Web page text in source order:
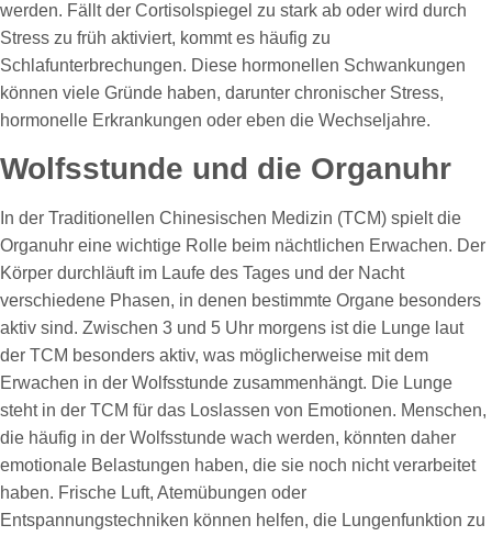
werden. Fällt der Cortisolspiegel zu stark ab oder wird durch
Stress zu früh aktiviert, kommt es häufig zu
Schlafunterbrechungen. Diese hormonellen Schwankungen
können viele Gründe haben, darunter chronischer Stress,
hormonelle Erkrankungen oder eben die Wechseljahre.
Wolfsstunde und die Organuhr
In der Traditionellen Chinesischen Medizin (TCM) spielt die
Organuhr eine wichtige Rolle beim nächtlichen Erwachen. Der
Körper durchläuft im Laufe des Tages und der Nacht
verschiedene Phasen, in denen bestimmte Organe besonders
aktiv sind. Zwischen 3 und 5 Uhr morgens ist die Lunge laut
der TCM besonders aktiv, was möglicherweise mit dem
Erwachen in der Wolfsstunde zusammenhängt. Die Lunge
steht in der TCM für das Loslassen von Emotionen. Menschen,
die häufig in der Wolfsstunde wach werden, könnten daher
emotionale Belastungen haben, die sie noch nicht verarbeitet
haben. Frische Luft, Atemübungen oder
Entspannungstechniken können helfen, die Lungenfunktion zu